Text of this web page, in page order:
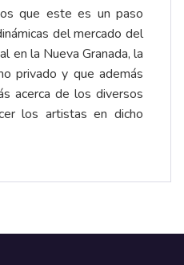
que este es un paso
del mercado del
en la Nueva Granada, la
privado y que además
acerca de los diversos
los artistas en dicho